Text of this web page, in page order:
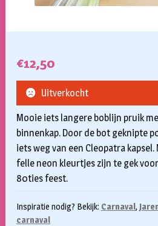
€12,50
Mooie iets langere boblijn pruik
binnenkap. Door de bot geknipte
iets weg van een Cleopatra
felle neon kleurtjes zijn te gek
80ties feest.
Inspiratie nodig? Bekijk: Carnaval,
carnaval
Uitverkocht